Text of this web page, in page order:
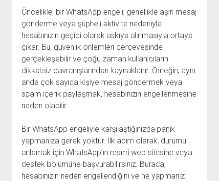
Öncelikle, bir WhatsApp engeli, genellikle aşırı mesaj
gönderme veya şüpheli aktivite nedeniyle
hesabınızın geçici olarak askıya alınmasıyla ortaya
çıkar. Bu, güvenlik önlemleri çerçevesinde
gerçekleşebilir ve çoğu zaman kullanıcıların
dikkatsiz davranışlarından kaynaklanır. Örneğin, aynı
anda çok sayıda kişiye mesaj göndermek veya
spam içerik paylaşmak, hesabınızın engellenmesine
neden olabilir.
Bir WhatsApp engeliyle karşılaştığınızda panik
yapmanıza gerek yoktur. İlk adım olarak, durumu
anlamak için WhatsApp’ın resmi web sitesine veya
destek bölümüne başvurabilirsiniz. Burada,
hesabınızın neden engellendiğini ve ne yapmanız